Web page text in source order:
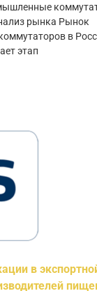
рынка Рынок
в
этап
в